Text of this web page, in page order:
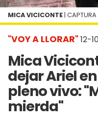
"VOY A LLORAR"12-
Mica
dejar Ariel
pleno vivo:
mierda"
MICA VICICONTE | CAPTURA